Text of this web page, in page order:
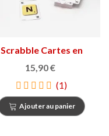
Scrabble Cartes en
Català
15,90 €
(1)
Ajouter au panier